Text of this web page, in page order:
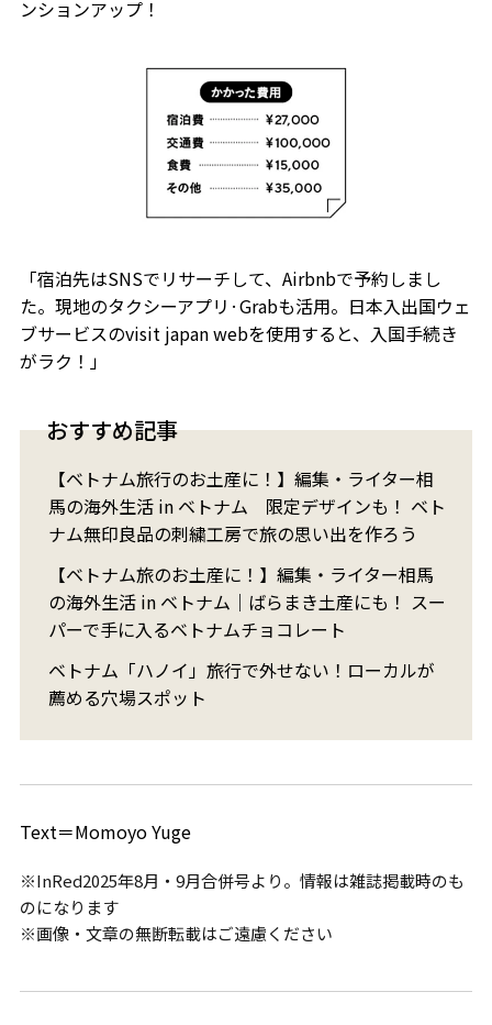
ンションアップ！
「宿泊先はSNSでリサーチして、Airbnbで予約しまし
た。現地のタクシーアプリ·Grabも活用。日本入出国ウェ
ブサービスのvisit japan webを使用すると、入国手続き
がラク！」
おすすめ記事
【ベトナム旅行のお土産に！】編集・ライター相
馬の海外生活 in ベトナム 限定デザインも！ ベト
ナム無印良品の刺繍工房で旅の思い出を作ろう
【ベトナム旅のお土産に！】編集・ライター相馬
の海外生活 in ベトナム｜ばらまき土産にも！ スー
パーで手に入るベトナムチョコレート
ベトナム「ハノイ」旅行で外せない！ローカルが
薦める穴場スポット
Text＝Momoyo Yuge
※InRed2025年8月・9月合併号より。情報は雑誌掲載時のも
のになります
※画像・文章の無断転載はご遠慮ください